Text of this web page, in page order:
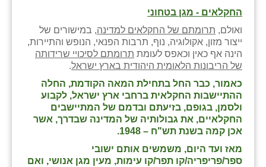
החקלאים - מגן בטחוני
ואולם, תרומתם של החקלאים למדינה, במישורים של
ייצור מזון, אקולוגיה, נוף, תרבות הפנאי, הנופש והתיירות,
הינה אף כאין וכאפס לעומת תרומתם לסיכויי שרידותה
של הריבונות הלאומית היהודית בארץ ישראל.
כאמור, כבר החל בתחילת המאה הקודמת, החלה
ההתיישבות החקלאית ברחבי ארץ ישראל, לקבוע
ולסמן, בגופם, בזיעתם ובדמם של המתיישבים
החקלאיים, את גבולותיה של המדינה שבדרך, אשר
אכן קמה בשנת תש"ח – 1948.
מאז ועד היום, משמשים אותם ישובי
ספר/פריפריה/קו תפר/קו עימות, מעין מגן אנושי, ואם